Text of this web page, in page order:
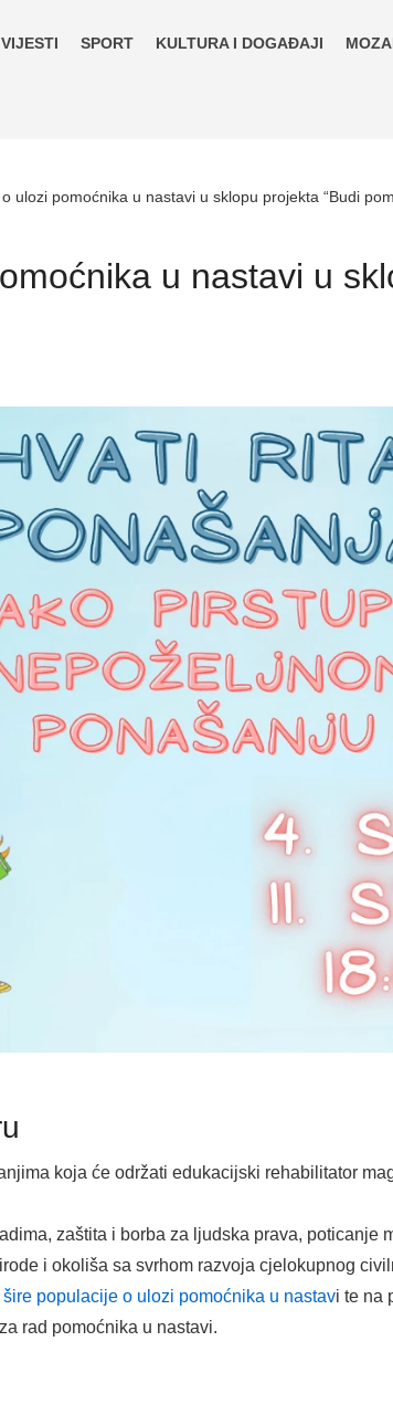
VIJESTI SPORT KULTURA I DOGAĐAJI
ulozi pomoćnika u nastavi u sklopu projekta “Budi
u nastavi u
koja će održati edukacijski rehabilitator
zaštita i borba za ljudska prava, poticanje
i okoliša sa svrhom razvoja cjelokupnog
populacije o ulozi pomoćnika u nastavi te na
rad pomoćnika u nastavi.